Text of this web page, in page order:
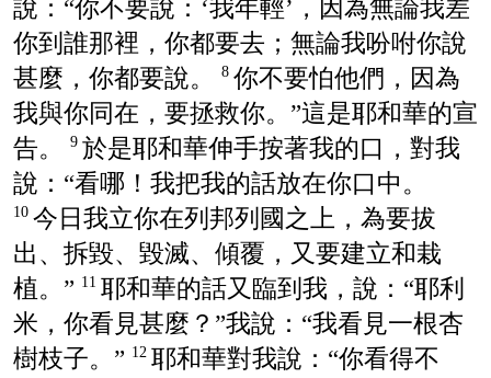
說：“你不要說：‘我年輕’，因為無論我差
你到誰那裡，你都要去；無論我吩咐你說
甚麼，你都要說。
8 你不要怕他們，因為
我與你同在，要拯救你。”這是耶和華的宣
告。
9 於是耶和華伸手按著我的口，對我
說：“看哪！我把我的話放在你口中。
10 今日我立你在列邦列國之上，為要拔
出、拆毀、毀滅、傾覆，又要建立和栽
植。” 11 耶和華的話又臨到我，說：“耶利
米，你看見甚麼？”我說：“我看見一根杏
樹枝子。” 12 耶和華對我說：“你看得不